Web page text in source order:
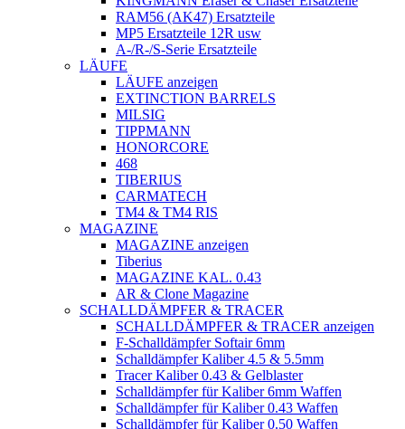
RAM56 (AK47) Ersatzteile
MP5 Ersatzteile 12R usw
A-/R-/S-Serie Ersatzteile
LÄUFE
LÄUFE anzeigen
EXTINCTION BARRELS
MILSIG
TIPPMANN
HONORCORE
468
TIBERIUS
CARMATECH
TM4 & TM4 RIS
MAGAZINE
MAGAZINE anzeigen
Tiberius
MAGAZINE KAL. 0.43
AR & Clone Magazine
SCHALLDÄMPFER & TRACER
SCHALLDÄMPFER & TRACER anzeigen
F-Schalldämpfer Softair 6mm
Schalldämpfer Kaliber 4.5 & 5.5mm
Tracer Kaliber 0.43 & Gelblaster
Schalldämpfer für Kaliber 6mm Waffen
Schalldämpfer für Kaliber 0.43 Waffen
Schalldämpfer für Kaliber 0.50 Waffen